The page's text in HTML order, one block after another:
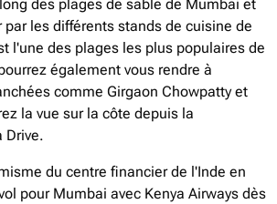
des plages de sable de Mumbai et
par les différents stands de cuisine de
l'une des plages les plus populaires de
également vous rendre à
comme Girgaon Chowpatty et
la vue sur la côte depuis la
Drive.
du centre financier de l'Inde en
pour Mumbai avec Kenya Airways dès